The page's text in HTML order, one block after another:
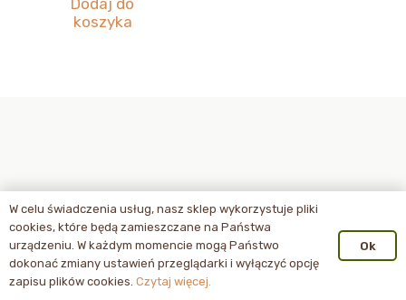
koszyka
W celu świadczenia usług, nasz sklep wykorzystuje pliki
cookies, które będą zamieszczane na Państwa
urządzeniu. W każdym momencie mogą Państwo
dokonać zmiany ustawień przeglądarki i wyłączyć opcję
zapisu plików cookies. Czytaj więcej.
Ok